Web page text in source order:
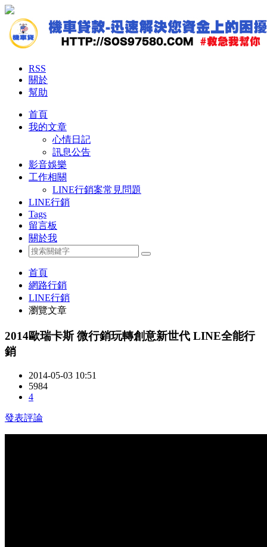
RSS
關於
幫助
首頁
我的文章
心情日記
訊息公告
影音娛樂
工作相關
LINE行銷案常見問題
LINE行銷
Tags
留言板
關於我
首頁
網路行銷
LINE行銷
瀏覽文章
2014歐瑞卡斯 微行銷玩轉創意新世代 LINE全能行
銷
2014-05-03 10:51
5984
4
發表評論